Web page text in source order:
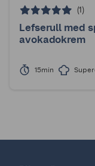
(1)
Lefserull med
avokadokrem
15min